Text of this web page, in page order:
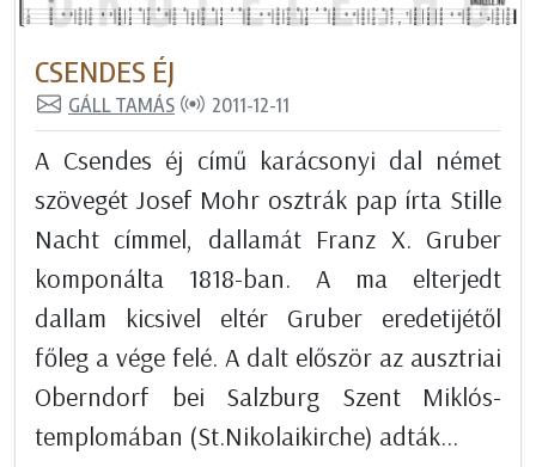
CSENDES ÉJ
GÁLL TAMÁS 2011-12-11
A Csendes éj című karácsonyi dal német
szövegét Josef Mohr osztrák pap írta Stille
Nacht címmel, dallamát Franz X. Gruber
komponálta 1818-ban. A ma elterjedt
dallam kicsivel eltér Gruber eredetijétől
főleg a vége felé. A dalt először az ausztriai
Oberndorf bei Salzburg Szent Miklós-
templomában (St.Nikolaikirche) adták...